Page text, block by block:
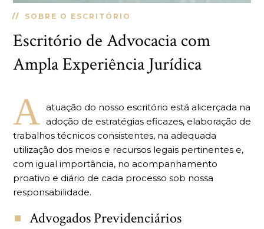
SOBRE O ESCRITÓRIO
Escritório de Advocacia com
Ampla Experiência Jurídica
A atuação do nosso escritório está alicerçada na
adoção de estratégias eficazes, elaboração de
trabalhos técnicos consistentes, na adequada
utilização dos meios e recursos legais pertinentes e,
com igual importância, no acompanhamento
proativo e diário de cada processo sob nossa
responsabilidade.
Advogados Previdenciários